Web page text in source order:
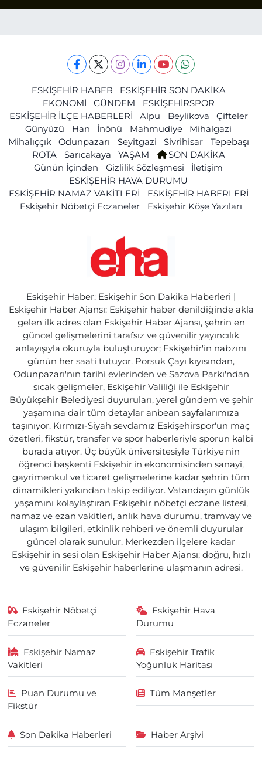
ESKİŞEHİR HABER
ESKİŞEHİR SON DAKİKA
EKONOMİ
GÜNDEM
ESKİŞEHİRSPOR
ESKİŞEHİR İLÇE HABERLERİ
Alpu Beylikova
Çifteler
Günyüzü
Han İnönü Mahmudiye
Mihalgazi
Mihalıççık
Odunpazarı Seyitgazi Sivrihisar
Tepebaşı
ROTA
Sarıcakaya YAŞAM
SON DAKİKA
Günün İçinden
Gizlilik Sözleşmesi
İletişim
ESKİŞEHİR HAVA DURUMU
ESKİŞEHİR NAMAZ VAKİTLERİ
ESKİŞEHİR HABERLERİ
Eskişehir Nöbetçi Eczaneler
Eskişehir Köşe Yazıları
Eskişehir Haber: Eskişehir Son Dakika Haberleri |
Eskişehir Haber Ajansı: Eskişehir haber denildiğinde akla
gelen ilk adres olan Eskişehir Haber Ajansı, şehrin en
güncel gelişmelerini tarafsız ve güvenilir yayıncılık
anlayışıyla okuruyla buluşturuyor; Eskişehir'in nabzını
günün her saati tutuyor. Porsuk Çayı kıyısından,
Odunpazarı'nın tarihi evlerinden ve Sazova Parkı'ndan
sıcak gelişmeler, Eskişehir Valiliği ile Eskişehir
Büyükşehir Belediyesi duyuruları, yerel gündem ve şehir
yaşamına dair tüm detaylar anbean sayfalarımıza
taşınıyor. Kırmızı-Siyah sevdamız Eskişehirspor'un maç
özetleri, fikstür, transfer ve spor haberleriyle sporun kalbi
burada atıyor. Üç büyük üniversitesiyle Türkiye'nin
öğrenci başkenti Eskişehir'in ekonomisinden sanayi,
gayrimenkul ve ticaret gelişmelerine kadar şehrin tüm
dinamikleri yakından takip ediliyor. Vatandaşın günlük
yaşamını kolaylaştıran Eskişehir nöbetçi eczane listesi,
namaz ve ezan vakitleri, anlık hava durumu, tramvay ve
ulaşım bilgileri, etkinlik rehberi ve önemli duyurular
güncel olarak sunulur. Merkezden ilçelere kadar
Eskişehir'in sesi olan Eskişehir Haber Ajansı; doğru, hızlı
ve güvenilir Eskişehir haberlerine ulaşmanın adresi.
Eskişehir Nöbetçi
Eczaneler
Eskişehir Hava
Durumu
Eskişehir Namaz
Vakitleri
Eskişehir Trafik
Yoğunluk Haritası
Puan Durumu ve
Fikstür
Tüm Manşetler
Son Dakika Haberleri Haber Arşivi